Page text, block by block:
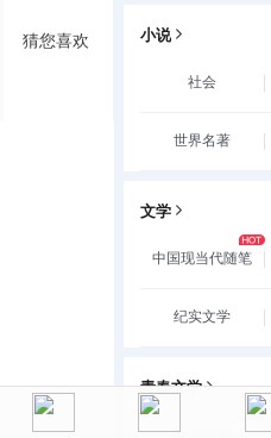
猜您喜欢 小说
社会
世界名著
文学
中国现当代随笔
纪实文学
青春文学